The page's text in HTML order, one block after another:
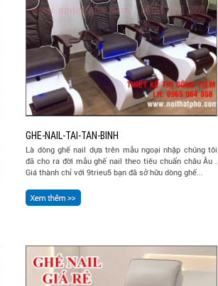
GHE-NAIL-TAI-TAN-BINH
Là dòng ghế nail dựa trên mẫu ngoại nhập chúng tôi
đã cho ra đời mẫu ghế nail theo tiêu chuẩn châu Âu .
Giá thành chỉ với 9trieu5 bạn đã sở hữu dòng ghế...